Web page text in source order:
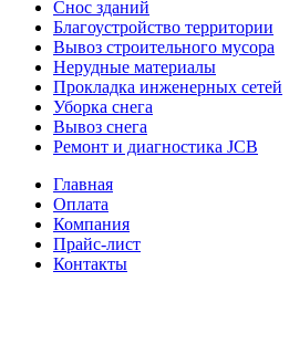
Снос зданий
Благоустройство территории
Вывоз строительного мусора
Нерудные материалы
Прокладка инженерных сетей
Уборка снега
Вывоз снега
Ремонт и диагностика JCB
Главная
Оплата
Компания
Прайс-лист
Контакты